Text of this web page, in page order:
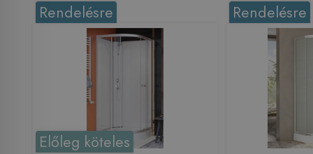
Rendelésre
Előleg köteles
Rendelésre